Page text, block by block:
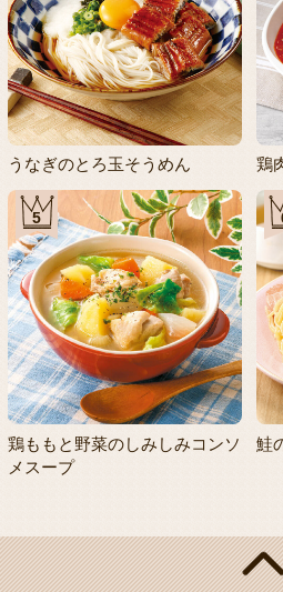
うなぎのとろ玉そうめん 鶏
5
鶏ももと野菜のしみしみコンソ
メスープ
鮭